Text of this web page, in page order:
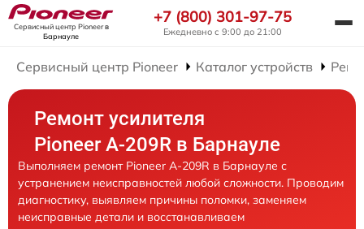
Сервисный центр Pioneerв
Барнауле
+7 (800) 301-97-75
Ежедневно с 9:00 до 21:00
Сервисный центр Pioneer Каталог устройств
Ремонт усилителя
Pioneer A-209R в Барнауле
Выполняем ремонт Pioneer A-209R в Барнауле с
устранением неисправностей любой сложности. Проводим
диагностику, выявляем причины поломки, заменяем
неисправные детали и восстанавливаем